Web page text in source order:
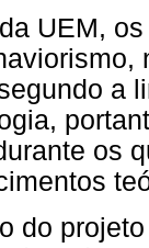
UEM,
a
os
do